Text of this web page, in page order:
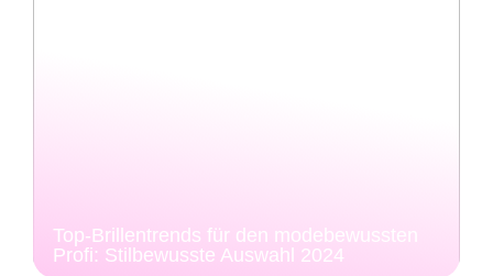
Top-Brillentrends für den modebewussten
Profi: Stilbewusste Auswahl 2024